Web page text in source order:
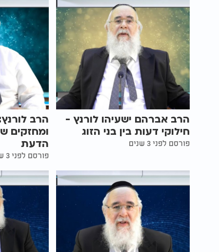
הרב אברהם ישעיהו לורנץ -
חילוקי דעות בין בני הזוג
פורסם לפני 3 שנים
הרב
ומחזקים
הדעת
פורסם לפני 3 שנים